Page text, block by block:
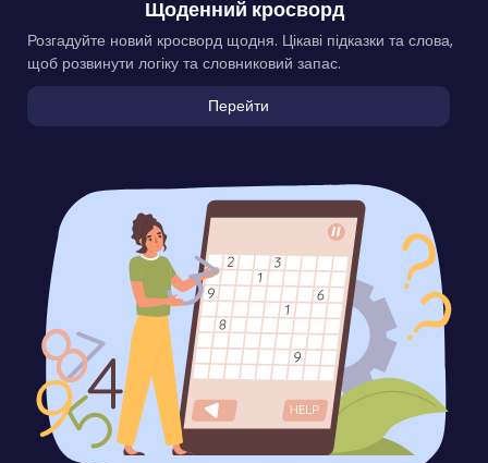
Щоденний кросворд
Розгадуйте новий кросворд щодня. Цікаві підказки та слова,
щоб розвинути логіку та словниковий запас.
Перейти